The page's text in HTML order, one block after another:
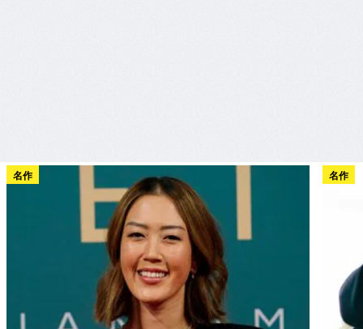
名作 名作